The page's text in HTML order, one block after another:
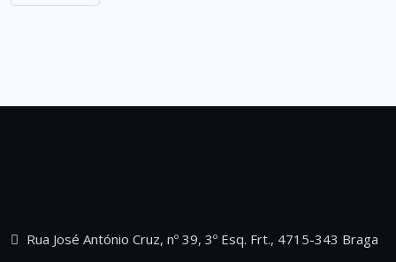
Rua José António Cruz, nº 39, 3º Esq. Frt., 4715-343 Braga